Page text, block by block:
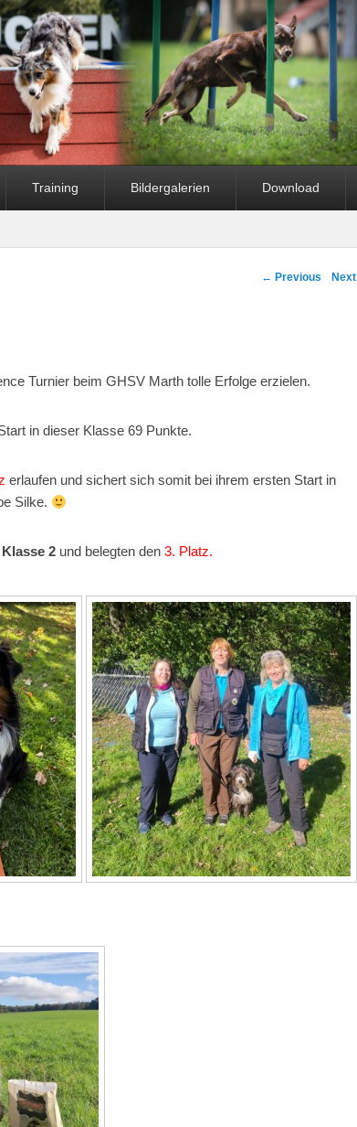
Training Bildergalerien Download
Post navigation
← Previous Next
Turnier beim GHSV Marth tolle Erfolge erzielen.
in dieser Klasse 69 Punkte.
erlaufen und sichert sich somit bei ihrem ersten Start in
Silke.
Klasse 2 und belegten den 3. Platz.